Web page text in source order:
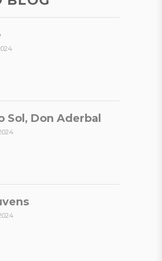
Sol, Don Aderbal